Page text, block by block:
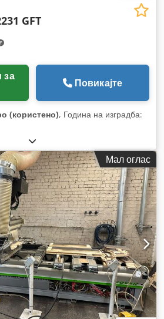
GFT
Повикајте
(користено), Година на изградба:
Мал оглас